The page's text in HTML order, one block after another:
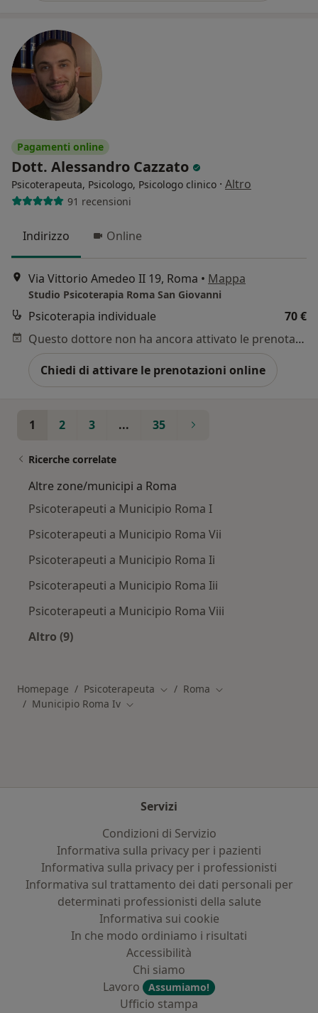
Pagamenti online
Dott. Alessandro Cazzato
Psicoterapeuta, Psicologo, Psicologo clinico · Altro
91 recensioni
Indirizzo Online
Via Vittorio Amedeo II 19, Roma • Mappa
Studio Psicoterapia Roma San Giovanni
Psicoterapia individuale
70 €
Questo dottore non ha ancora attivato le prenotazioni online presso questo indirizzo.
Chiedi di attivare le prenotazioni online
1 2 3 ... 35
Ricerche correlate
Altre zone/municipi a Roma
Psicoterapeuti a Municipio Roma I
Psicoterapeuti a Municipio Roma Vii
Psicoterapeuti a Municipio Roma Ii
Psicoterapeuti a Municipio Roma Iii
Psicoterapeuti a Municipio Roma Viii
Altro (9)
Homepage Psicoterapeuta Cambia città
Roma Cambia città
Municipio Roma Iv Cambia città
Servizi
Condizioni di Servizio
Informativa sulla privacy per i pazienti
Informativa sulla privacy per i professionisti
Informativa sul trattamento dei dati personali per
determinati professionisti della salute
Informativa sui cookie
In che modo ordiniamo i risultati
Accessibilità
Chi siamo
Lavoro
Assumiamo!
Ufficio stampa